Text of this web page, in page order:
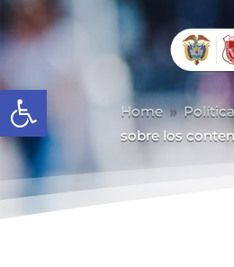
Abrir barra de herramientas
Home 9
sobre los